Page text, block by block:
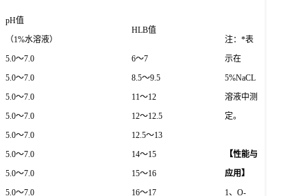
pH值
（1%水溶液）
HLB值
5.0～7.0
6～7
5.0～7.0
8.5～9.5
5.0～7.0
11～12
5.0～7.0
12～12.5
5.0～7.0
12.5～13
5.0～7.0
14～15
5.0～7.0
15～16
5.0～7.0 16～17
注：*表
示在
5%NaCL
溶液中测
定。
【性能与
应用】
1、O-